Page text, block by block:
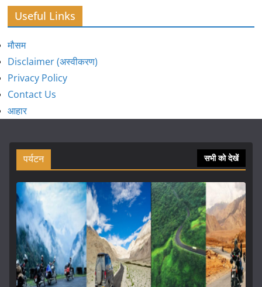
Useful Links
मौसम
Disclaimer (अस्वीकरण)
Privacy Policy
Contact Us
आहार
पर्यटन सभी को देखें